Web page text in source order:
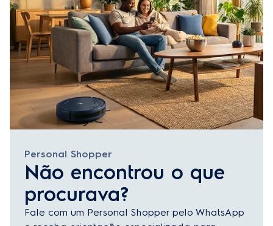
Personal Shopper
Não encontrou o que
procurava?
Fale com um Personal Shopper pelo WhatsApp